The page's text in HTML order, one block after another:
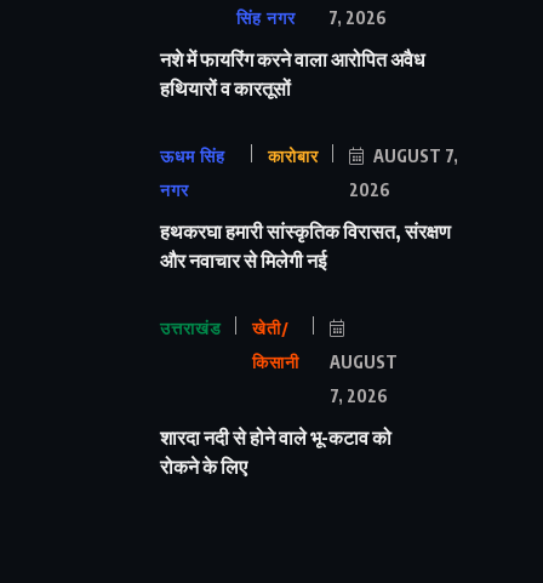
सिंह नगर
7, 2026
नशे में फायरिंग करने वाला आरोपित अवैध
हथियारों व कारतूसों
ऊधम सिंह
नगर
कारोबार
AUGUST 7,
2026
हथकरघा हमारी सांस्कृतिक विरासत, संरक्षण
और नवाचार से मिलेगी नई
उत्तराखंड
खेती/
किसानी
AUGUST
7, 2026
शारदा नदी से होने वाले भू-कटाव को
रोकने के लिए